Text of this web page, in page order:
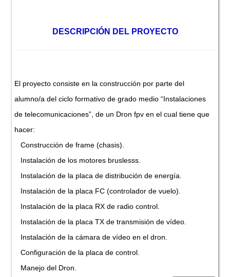
DESCRIPCIÓN DEL PROYECTO
El proyecto consiste en la construcción por parte del
alumno/a del ciclo formativo de grado medio “Instalaciones
de telecomunicaciones”, de un Dron fpv en el cual tiene que
hacer:
Construcción de frame (chasis).
Instalación de los motores bruslesss.
Instalación de la placa de distribución de energía.
Instalación de la placa FC (controlador de vuelo).
Instalación de la placa RX de radio control.
Instalación de la placa TX de transmisión de vídeo.
Instalación de la cámara de vídeo en el dron.
Configuración de la placa de control.
Manejo del Dron.